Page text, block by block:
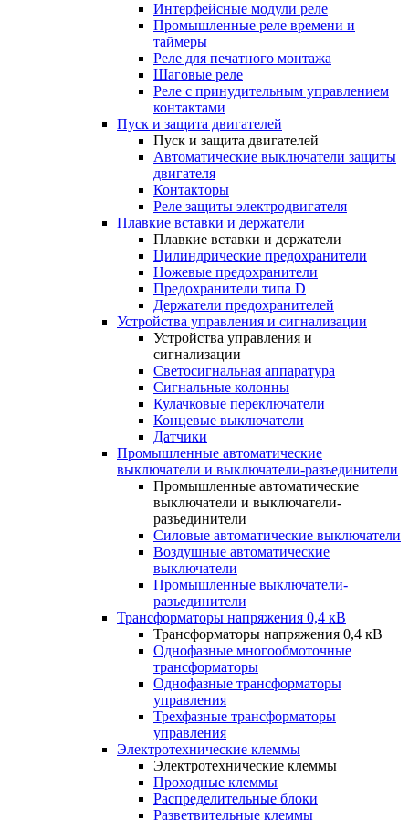
Интерфейсные модули реле
Промышленные реле времени и
таймеры
Реле для печатного монтажа
Шаговые реле
Реле с принудительным управлением
контактами
Пуск и защита двигателей
Пуск и защита двигателей
Автоматические выключатели защиты
двигателя
Контакторы
Реле защиты электродвигателя
Плавкие вставки и держатели
Плавкие вставки и держатели
Цилиндрические предохранители
Ножевые предохранители
Предохранители типа D
Держатели предохранителей
Устройства управления и сигнализации
Устройства управления и
сигнализации
Светосигнальная аппаратура
Сигнальные колонны
Кулачковые переключатели
Концевые выключатели
Датчики
Промышленные автоматические
выключатели и выключатели-разъединители
Промышленные автоматические
выключатели и выключатели-
разъединители
Силовые автоматические выключатели
Воздушные автоматические
выключатели
Промышленные выключатели-
разъединители
Трансформаторы напряжения 0,4 кВ
Трансформаторы напряжения 0,4 кВ
Однофазные многообмоточные
трансформаторы
Однофазные трансформаторы
управления
Трехфазные трансформаторы
управления
Электротехнические клеммы
Электротехнические клеммы
Проходные клеммы
Распределительные блоки
Разветвительные клеммы